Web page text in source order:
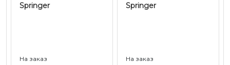
Springer
На заказ
Springer
На заказ